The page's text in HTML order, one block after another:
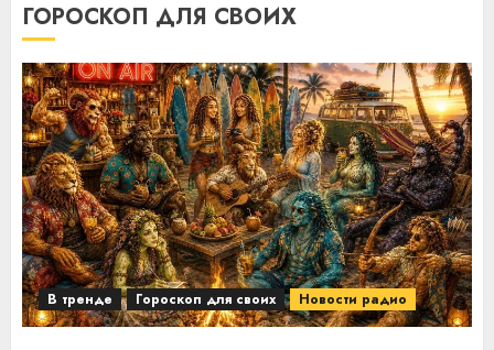
ГОРОСКОП ДЛЯ СВОИХ
В тренде Гороскоп для своих Новости радио